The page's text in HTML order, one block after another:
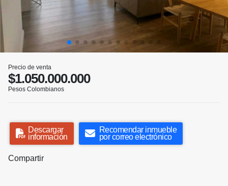
Precio de venta
$1.050.000.000
Pesos Colombianos
Descargar
información
Recomendar inmueble
por correo electrónico
Compartir